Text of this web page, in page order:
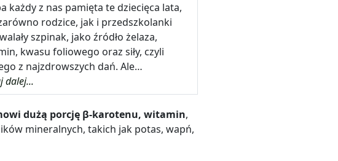
każdy z nas pamięta te dziecięca lata,
rodzice, jak i przedszkolanki
szpinak, jako źródło żelaza,
kwasu foliowego oraz siły, czyli
z najzdrowszych dań. Ale…
dalej...
dużą porcję β-karotenu, witamin,
mineralnych, takich jak potas, wapń,